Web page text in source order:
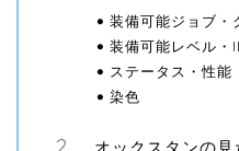
装備可能ジョブ・
装備可能レベル・
ステータス・性能
染色